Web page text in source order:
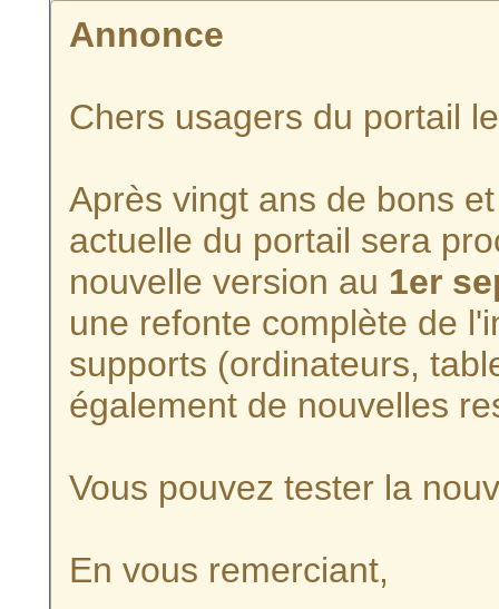
Annonce
Chers usagers du portail
Après vingt ans de bons
actuelle du portail sera
nouvelle version au 1er
une refonte complète de
supports (ordinateurs,
également de nouvelles
Vous pouvez tester la
En vous remerciant,